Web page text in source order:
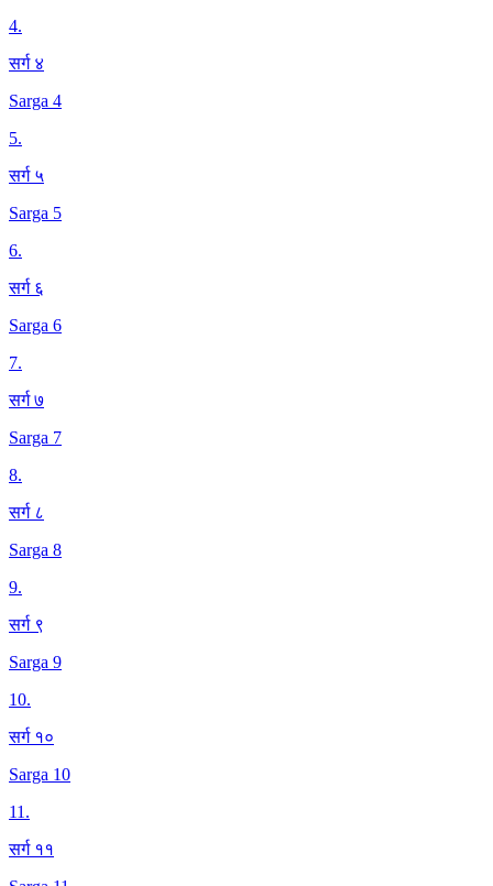
4.
सर्ग ४
Sarga 4
5.
सर्ग ५
Sarga 5
6.
सर्ग ६
Sarga 6
7.
सर्ग ७
Sarga 7
8.
सर्ग ८
Sarga 8
9.
सर्ग ९
Sarga 9
10.
सर्ग १०
Sarga 10
11.
सर्ग ११